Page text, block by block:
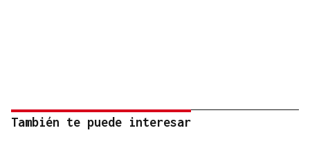
También te puede interesar